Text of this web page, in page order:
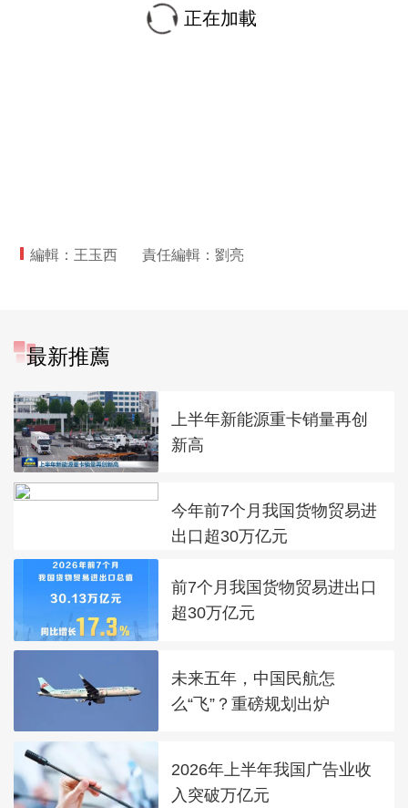
正在加載
編輯：王玉西 責任編輯：劉亮
最新推薦
上半年新能源重卡销量再创
新高
今年前7个月我国货物贸易进
出口超30万亿元
前7个月我国货物贸易进出口
超30万亿元
未来五年，中国民航怎
么“飞”？重磅规划出炉
2026年上半年我国广告业收
入突破万亿元